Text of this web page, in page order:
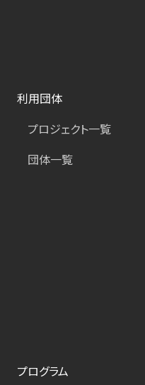
利用団体
プロジェクト一覧
団体一覧
プログラム